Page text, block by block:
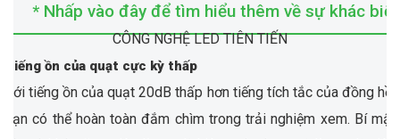
* Nhấp vào đây để tìm hiểu thêm về sự khác
CÔNG NGHỆ LED TIÊN TIẾN
Tiếng ồn của quạt cực kỳ thấp
Với tiếng ồn của quạt 20dB thấp hơn tiếng tích tắc của đồng hồ,
bạn có thể hoàn toàn đắm chìm trong trải nghiệm xem. Bí mật